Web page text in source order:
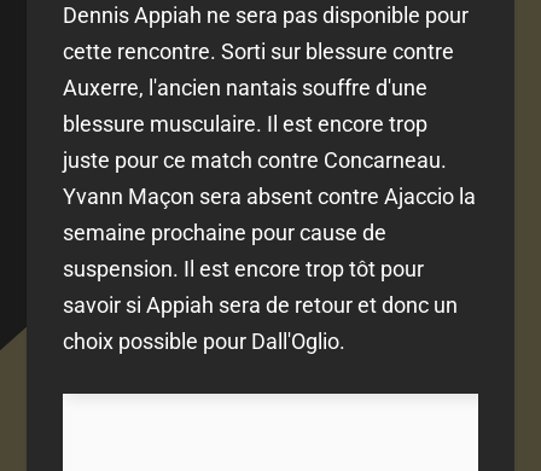
Dennis Appiah ne sera pas disponible pour
cette rencontre. Sorti sur blessure contre
Auxerre, l'ancien nantais souffre d'une
blessure musculaire. Il est encore trop
juste pour ce match contre Concarneau.
Yvann Maçon sera absent contre Ajaccio la
semaine prochaine pour cause de
suspension. Il est encore trop tôt pour
savoir si Appiah sera de retour et donc un
choix possible pour Dall'Oglio.